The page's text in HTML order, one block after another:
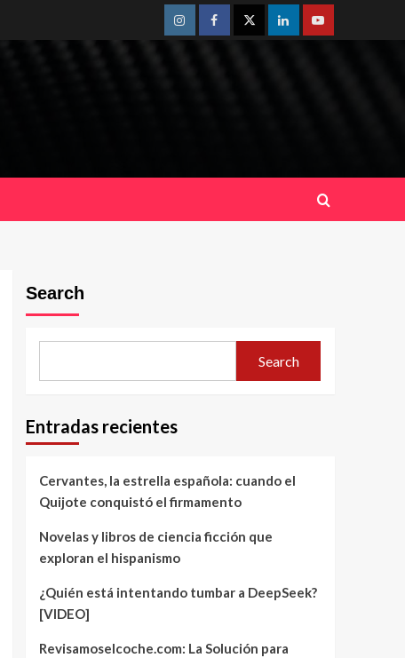
InstagramFacebookTwitterLinkedinYoutube
Search
Search
Entradas recientes
Cervantes, la estrella española: cuando el
Quijote conquistó el firmamento
Novelas y libros de ciencia ficción que
exploran el hispanismo
¿Quién está intentando tumbar a DeepSeek?
[VIDEO]
Revisamoselcoche.com: La Solución para